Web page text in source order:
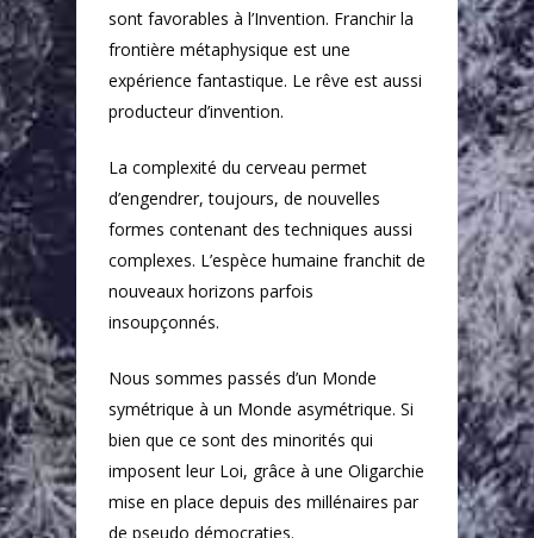
sont favorables à l’Invention. Franchir la
frontière métaphysique est une
expérience fantastique. Le rêve est aussi
producteur d’invention.
La complexité du cerveau permet
d’engendrer, toujours, de nouvelles
formes contenant des techniques aussi
complexes. L’espèce humaine franchit de
nouveaux horizons parfois
insoupçonnés.
Nous sommes passés d’un Monde
symétrique à un Monde asymétrique. Si
bien que ce sont des minorités qui
imposent leur Loi, grâce à une Oligarchie
mise en place depuis des millénaires par
de pseudo démocraties.